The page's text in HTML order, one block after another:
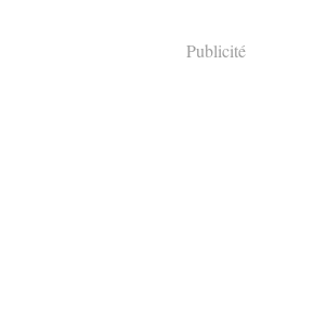
Publicité